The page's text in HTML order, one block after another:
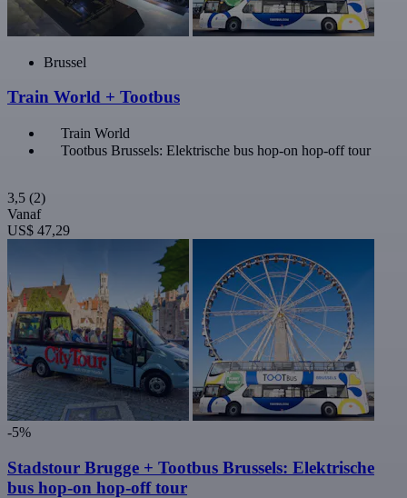
Brussel
Train World + Tootbus
Train World
Tootbus Brussels: Elektrische bus hop-on hop-off tour
3,5 (2)
Vanaf
US$ 47,29
-5%
Stadstour Brugge + Tootbus Brussels: Elektrische
bus hop-on hop-off tour